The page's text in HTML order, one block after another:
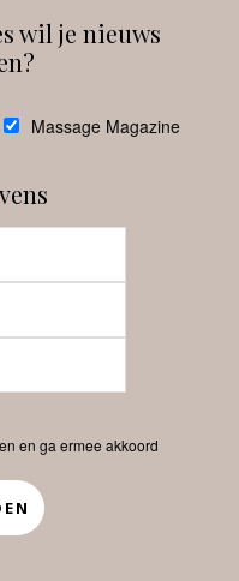
wil je nieuws
Massage Magazine
en ga ermee akkoord